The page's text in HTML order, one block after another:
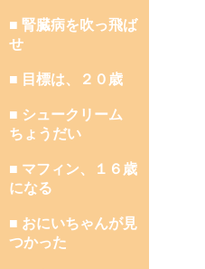
■ 腎臓病を吹っ飛ば
せ
■ 目標は、２０歳
■ シュークリーム
ちょうだい
■ マフィン、１６歳
になる
■ おにいちゃんが見
つかった